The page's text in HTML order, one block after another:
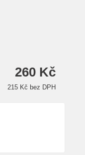
260 Kč
215 Kč bez DPH